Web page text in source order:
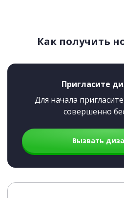
Как получить
Пригласите
Для начала
совершенно
Вызвать